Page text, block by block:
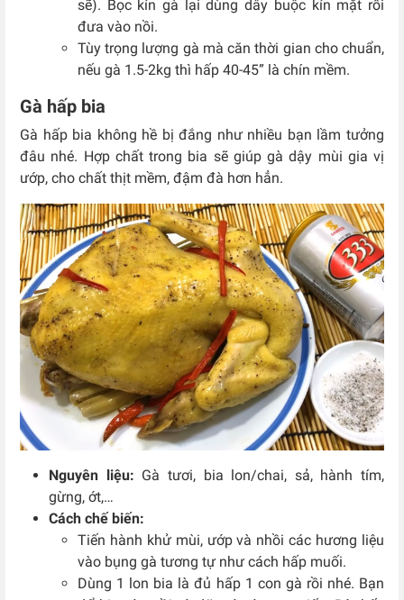
sẽ). Bọc kín gà lại dùng dây buộc kín mặt rồi
đưa vào nồi.
Tùy trọng lượng gà mà căn thời gian cho chuẩn,
nếu gà 1.5-2kg thì hấp 40-45” là chín mềm.
Gà hấp bia
Gà hấp bia không hề bị đắng như nhiều bạn lầm tưởng
đâu nhé. Hợp chất trong bia sẽ giúp gà dậy mùi gia vị
ướp, cho chất thịt mềm, đậm đà hơn hẳn.
Nguyên liệu: Gà tươi, bia lon/chai, sả, hành tím,
gừng, ớt,…
Cách chế biến:
Tiến hành khử mùi, ướp và nhồi các hương liệu
vào bụng gà tương tự như cách hấp muối.
Dùng 1 lon bia là đủ hấp 1 con gà rồi nhé. Bạn